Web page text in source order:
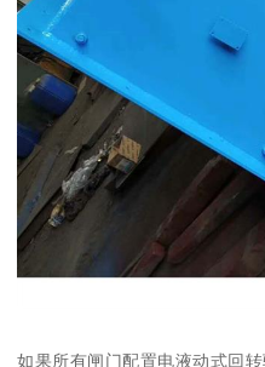
如果所有闸门配置电液动式回